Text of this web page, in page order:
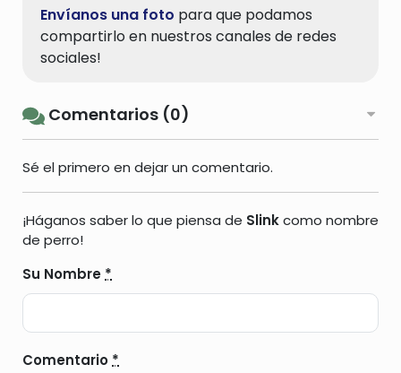
Envíanos una foto para que podamos
compartirlo en nuestros canales de redes
sociales!
Comentarios (0)
Sé el primero en dejar un comentario.
¡Háganos saber lo que piensa de Slinkcomo nombre
de perro!
Su Nombre *
Comentario *